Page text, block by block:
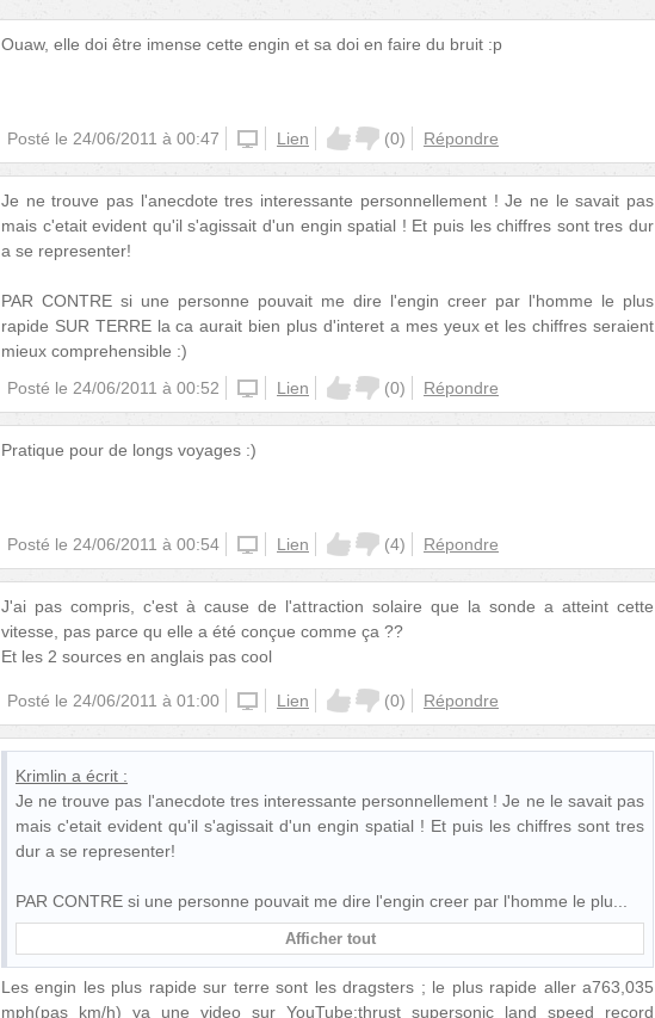
Ouaw, elle doi être imense cette engin et sa doi en faire du bruit :p
Posté le 24/06/2011 à 00:47 unknown
Lien (0) Répondre
Je ne trouve pas l'anecdote tres interessante personnellement ! Je ne le savait pas
mais c'etait evident qu'il s'agissait d'un engin spatial ! Et puis les chiffres sont tres dur
a se representer!
PAR CONTRE si une personne pouvait me dire l'engin creer par l'homme le plus
rapide SUR TERRE la ca aurait bien plus d'interet a mes yeux et les chiffres seraient
mieux comprehensible :)
Posté le 24/06/2011 à 00:52 unknown
Lien (0) Répondre
Pratique pour de longs voyages :)
Posté le 24/06/2011 à 00:54 unknown
Lien (4) Répondre
J'ai pas compris, c'est à cause de l'attraction solaire que la sonde a atteint cette
vitesse, pas parce qu elle a été conçue comme ça ??
Et les 2 sources en anglais pas cool
Posté le 24/06/2011 à 01:00 unknown
Lien (0) Répondre
Krimlin a écrit :
Je ne trouve pas l'anecdote tres interessante personnellement ! Je ne le savait pas
mais c'etait evident qu'il s'agissait d'un engin spatial ! Et puis les chiffres sont tres
dur a se representer!
PAR CONTRE si une personne pouvait me dire l'engin creer par l'homme le plu
Afficher tout
Les engin les plus rapide sur terre sont les dragsters ; le plus rapide aller a763,035
mph(pas km/h) ya une video sur YouTube:thrust supersonic land speed record